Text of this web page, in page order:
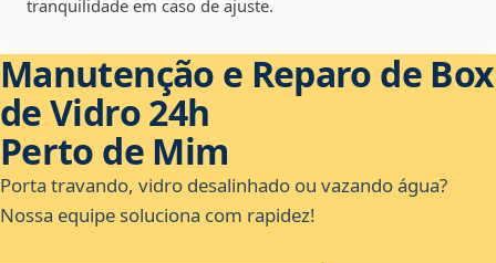
tranquilidade em caso de ajuste.
Manutenção e Reparo de Box
de Vidro 24h
Perto de Mim
Porta travando, vidro desalinhado ou vazando água?
Nossa equipe soluciona com rapidez!